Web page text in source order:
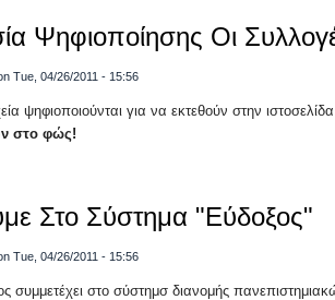
ΤΟΝ
Ψηφιοποίησης Οι
Tue, 04/26/2011 - 15:56
ψηφιοποιούνται για να εκτεθούν στην
στο φώς!
Στο Σύστημα "Εύδοξος"
Tue, 04/26/2011 - 15:56
συμμετέχει στο σύστημσ διανομής